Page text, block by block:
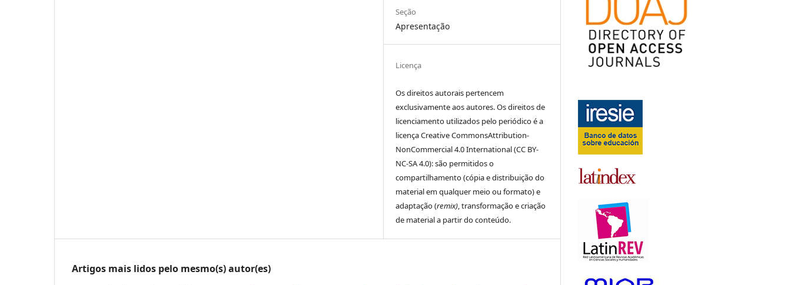
Seção
Apresentação
Licença
Os direitos autorais pertencem
exclusivamente aos autores. Os direitos de
licenciamento utilizados pelo periódico é a
licença Creative CommonsAttribution-
NonCommercial 4.0 International (CC BY-
NC-SA 4.0): são permitidos o
compartilhamento (cópia e distribuição do
material em qualquer meio ou formato) e
adaptação (remix), transformação e criação
de material a partir do conteúdo.
Artigos mais lidos pelo mesmo(s) autor(es)